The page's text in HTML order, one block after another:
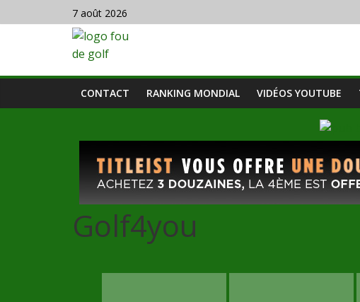
7 août 2026
CONTACT RANKING MONDIAL VIDÉOS YOUTUBE
Golf4you